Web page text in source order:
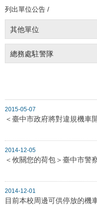
列出單位公告 /
其他單位
總務處駐警隊
2015-05-07
＜臺中市政府將對違規機車
2014-12-05
＜攸關您的荷包＞臺中市警
2014-12-01
目前本校周邊可供停放的機